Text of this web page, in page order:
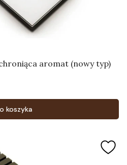
aromat (nowy typ)
koszyka